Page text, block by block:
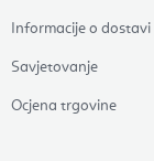
Informacije o
Savjetovanje
Ocjena trgovine